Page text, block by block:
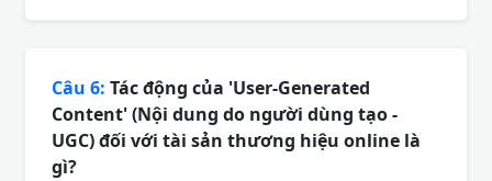
Câu 6: Tác động của 'User-Generated
Content' (Nội dung do người dùng tạo -
UGC) đối với tài sản thương hiệu online là
gì?